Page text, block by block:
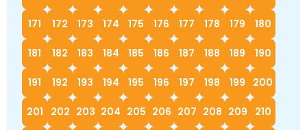
171 172 173 174 175 176 177 178 179 180
181 182 183 184 185 186 187 188 189 190
191 192 193 194 195 196 197 198 199 200
201 202 203 204 205 206 207 208 209 210